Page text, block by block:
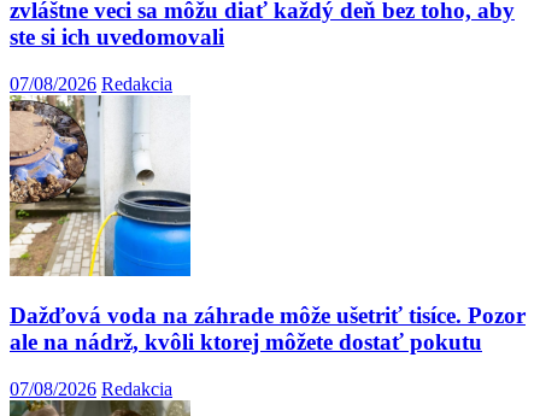
zvláštne veci sa môžu diať každý deň bez toho, aby
ste si ich uvedomovali
07/08/2026 Redakcia
Dažďová voda na záhrade môže ušetriť tisíce. Pozor
ale na nádrž, kvôli ktorej môžete dostať pokutu
07/08/2026 Redakcia